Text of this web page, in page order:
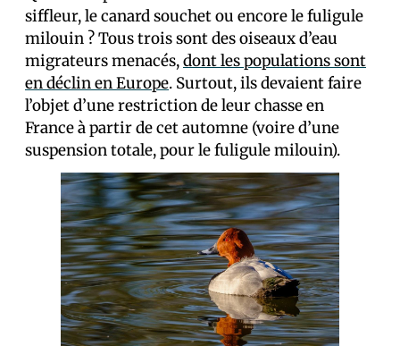
siffleur, le canard souchet ou encore le fuligule
milouin ? Tous trois sont des oiseaux d’eau
migrateurs menacés,dont les populations sont
en déclin en Europe. Surtout, ils devaient faire
l’objet d’une restriction de leur chasse en
France à partir de cet automne (voire d’une
suspension totale, pour le fuligule milouin).